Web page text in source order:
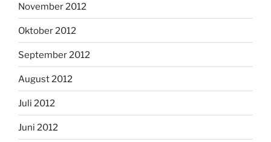
November 2012
Oktober 2012
September 2012
August 2012
Juli 2012
Juni 2012